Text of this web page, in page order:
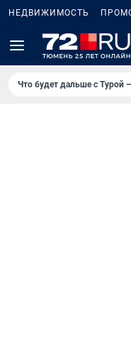
НЕДВИЖИМОСТЬ
Что будет дальше с Турой